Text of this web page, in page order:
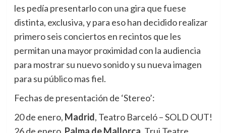
les pedía presentarlo con una gira que fuese
distinta, exclusiva, y para eso han decidido realizar
primero seis conciertos en recintos que les
permitan una mayor proximidad con la audiencia
para mostrar su nuevo sonido y su nueva imagen
para su público mas fiel.
Fechas de presentación de ‘Stereo’:
20 de enero, Madrid, Teatro Barceló – SOLD OUT!